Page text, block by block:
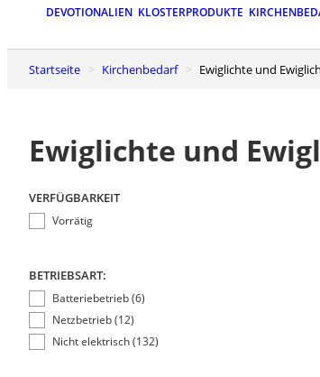
DEVOTIONALIEN KLOSTERPRODUKTE
Startseite Kirchenbedarf Ewiglichte und
Ewiglichte und
VERFÜGBARKEIT
Vorrätig
BETRIEBSART:
Batteriebetrieb (6)
Netzbetrieb (12)
Nicht elektrisch (132)